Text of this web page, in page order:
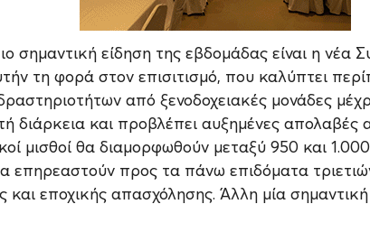
σημαντική είδηση της εβδομάδας είναι η νέα
τη φορά στον επισιτισμό, που καλύπτει
από ξενοδοχειακές μονάδες
διάρκεια και προβλέπει αυξημένες
μισθοί θα διαμορφωθούν μεταξύ 950 και
επηρεαστούν προς τα πάνω επιδόματα
και εποχικής απασχόλησης. Άλλη μία